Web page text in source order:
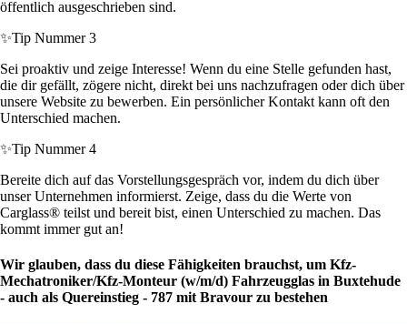
öffentlich ausgeschrieben sind.
✨Tip Nummer 3
Sei proaktiv und zeige Interesse! Wenn du eine Stelle gefunden hast,
die dir gefällt, zögere nicht, direkt bei uns nachzufragen oder dich über
unsere Website zu bewerben. Ein persönlicher Kontakt kann oft den
Unterschied machen.
✨Tip Nummer 4
Bereite dich auf das Vorstellungsgespräch vor, indem du dich über
unser Unternehmen informierst. Zeige, dass du die Werte von
Carglass® teilst und bereit bist, einen Unterschied zu machen. Das
kommt immer gut an!
Wir glauben, dass du diese Fähigkeiten brauchst, um Kfz-
Mechatroniker/Kfz-Monteur (w/m/d) Fahrzeugglas in Buxtehude
- auch als Quereinstieg - 787 mit Bravour zu bestehen